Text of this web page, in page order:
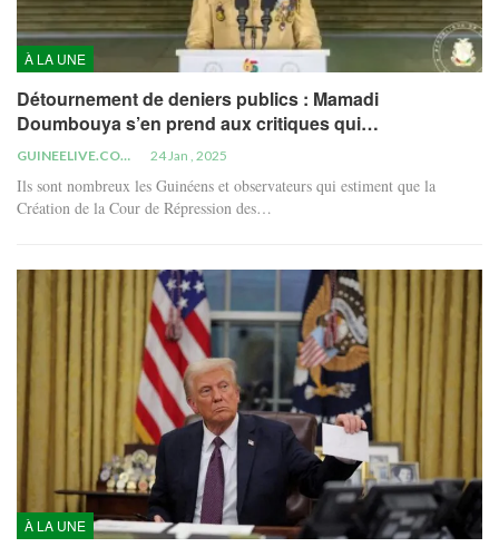
À LA UNE
Détournement de deniers publics : Mamadi
Doumbouya s’en prend aux critiques qui…
GUINEELIVE.COM 24 Jan , 2025
Ils sont nombreux les Guinéens et observateurs qui estiment que la
Création de la Cour de Répression des…
À LA UNE